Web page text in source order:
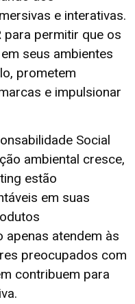
e interativas.
para permitir que os
seus ambientes
prometem
e impulsionar
Social
ambiental cresce,
estão
em suas
atendem às
preocupados com
contribuem para